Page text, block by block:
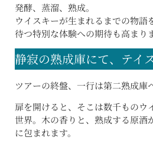
発酵、蒸溜、熟成。
ウイスキーが生まれるまでの物語
待つ特別な体験への期待も高まり
静寂の熟成庫にて、テイ
ツアーの終盤、一行は第二熟成庫
扉を開けると、そこは数千ものウ
世界。木の香りと、熟成する原酒
に包まれます。